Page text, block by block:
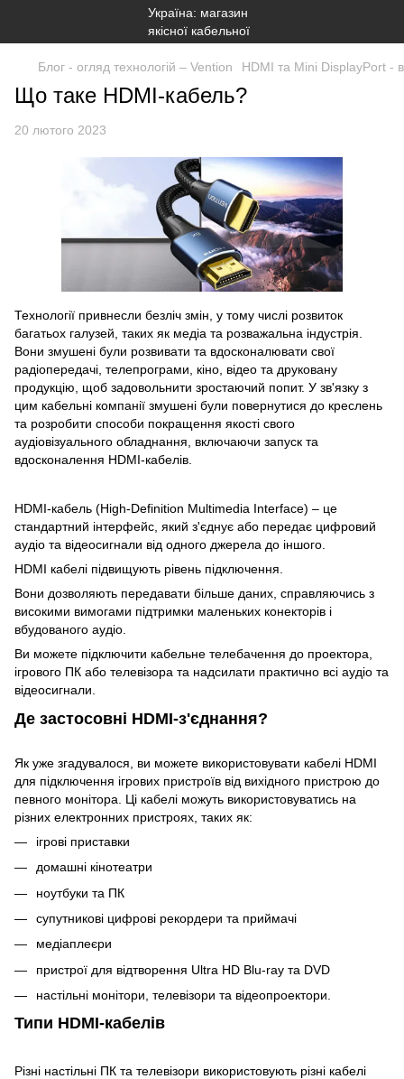
Блог - огляд технологій – Vention HDMI та Mini DisplayPort -
Що таке HDMI-кабель?
20 лютого 2023
Технології привнесли безліч змін, у тому числі розвиток
багатьох галузей, таких як медіа та розважальна індустрія.
Вони змушені були розвивати та вдосконалювати свої
радіопередачі, телепрограми, кіно, відео та друковану
продукцію, щоб задовольнити зростаючий попит. У зв'язку з
цим кабельні компанії змушені були повернутися до креслень
та розробити способи покращення якості свого
аудіовізуального обладнання, включаючи запуск та
вдосконалення HDMI-кабелів.
HDMI-кабель (High-Definition Multimedia Interface) – це
стандартний інтерфейс, який з'єднує або передає цифровий
аудіо та відеосигнали від одного джерела до іншого.
HDMI кабелі підвищують рівень підключення.
Вони дозволяють передавати більше даних, справляючись з
високими вимогами підтримки маленьких конекторів і
вбудованого аудіо.
Ви можете підключити кабельне телебачення до проектора,
ігрового ПК або телевізора та надсилати практично всі аудіо та
відеосигнали.
Де застосовні HDMI-з'єднання?
Як уже згадувалося, ви можете використовувати кабелі HDMI
для підключення ігрових пристроїв від вихідного пристрою до
певного монітора. Ці кабелі можуть використовуватись на
різних електронних пристроях, таких як:
ігрові приставки
домашні кінотеатри
ноутбуки та ПК
супутникові цифрові рекордери та приймачі
медіаплеєри
пристрої для відтворення Ultra HD Blu-ray та DVD
настільні монітори, телевізори та відеопроектори.
Типи HDMI-кабелів
Різні настільні ПК та телевізори використовують різні кабелі